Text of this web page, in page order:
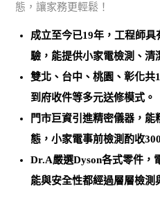
態，讓家務更輕鬆！
成立至今已19年，工程師
驗，能提供小家電檢測、清
雙北、台中、桃園、彰化共
到府收件等多元送修模式。
門市巨資引進精密儀器，能
態，小家電事前檢測酌收
Dr.A嚴選Dyson各式零件，
能與安全性都經過層層檢測